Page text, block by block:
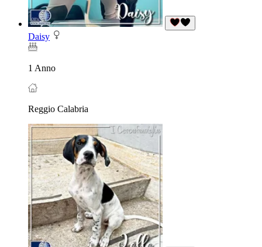
Daisy
1 Anno
Reggio Calabria